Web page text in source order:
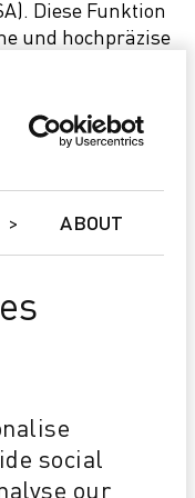
ABOUT
social
our
Diese Funktion
und hochpräzise
reproduzierbare
skalierbare
Durst diesen
der FESPA
und
verbunden.